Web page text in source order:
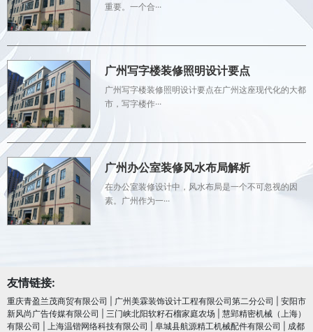
重要。一个合···
广州写字楼装修照明设计要点
广州写字楼装修照明设计要点在广州这座现代化的大都
市，写字楼作···
广州办公室装修风水布局解析
在办公室装修设计中，风水布局是一个不可忽视的因
素。广州作为一···
友情链接:
重庆青盈兰茂商贸有限公司 广州美霖装饰设计工程有限公司第二分公司
安阳市
新风尚广告传媒有限公司
三门峡北阳软籽石榴家庭农场
慧郢精密机械（上海）
有限公司
上海温锴网络科技有限公司 阜城县航源精工机械配件有限公司
成都